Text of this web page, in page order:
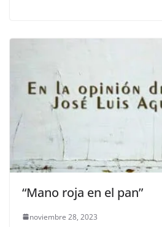
“Mano roja en el pan”
noviembre 28, 2023